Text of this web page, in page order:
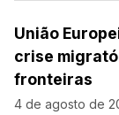
União
crise
fronteiras
4 de agosto de